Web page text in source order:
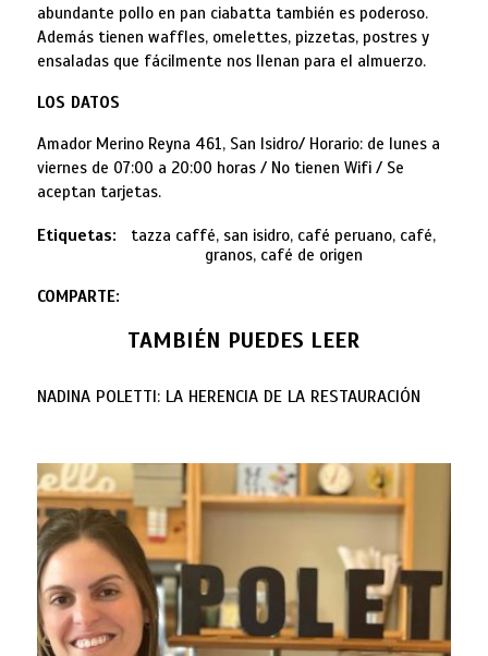
abundante pollo en pan ciabatta también es poderoso.
Además tienen waffles, omelettes, pizzetas, postres y
ensaladas que fácilmente nos llenan para el almuerzo.
LOS DATOS
Amador Merino Reyna 461, San Isidro/ Horario: de lunes a
viernes de 07:00 a 20:00 horas / No tienen Wifi / Se
aceptan tarjetas.
Etiquetas:
tazza caffé, san isidro, café peruano, café,
granos, café de origen
COMPARTE:
TAMBIÉN PUEDES LEER
NADINA POLETTI: LA HERENCIA DE LA RESTAURACIÓN